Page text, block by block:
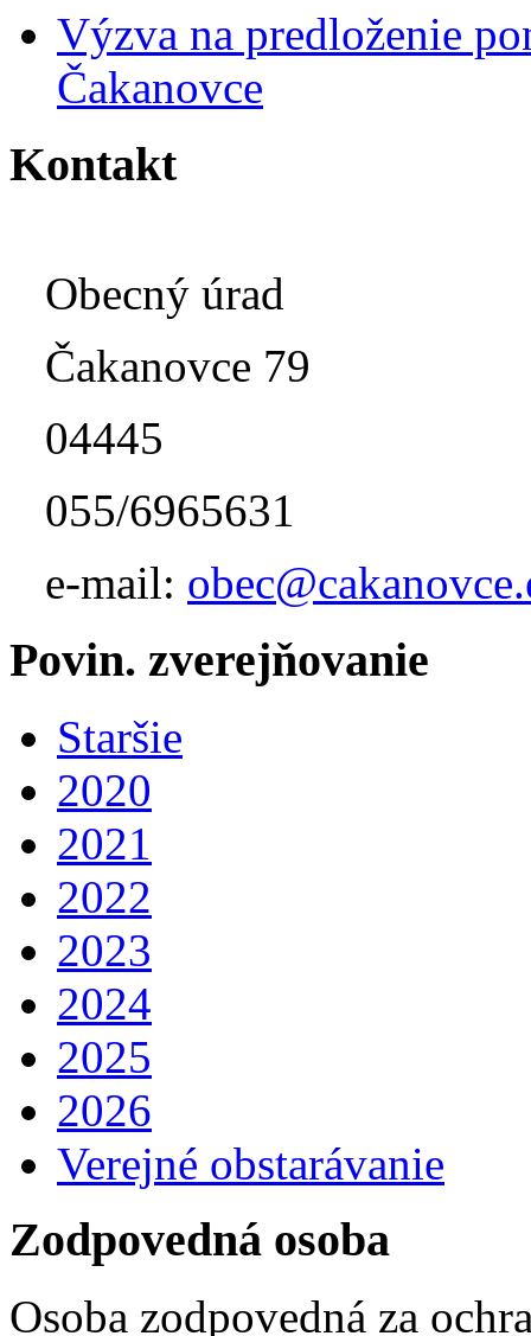
Výzva na predloženie
Čakanovce
Kontakt
Obecný úrad
Čakanovce 79
04445
055/6965631
e-mail:
Povin. zverejňovanie
Staršie
2020
2021
2022
2023
2024
2025
2026
Verejné obstarávanie
Zodpovedná osoba
Osoba zodpovedná za